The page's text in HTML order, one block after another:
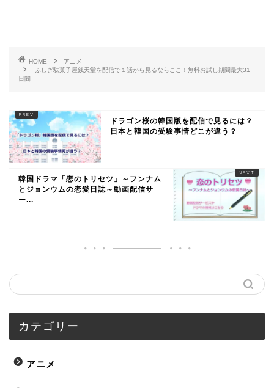
HOME
アニメ
ふしぎ駄菓子屋銭天堂を配信で１話から見るならここ！無料お試し期間最大31
日間
ドラゴン桜の韓国版を配信で見るには？
日本と韓国の受験事情どこが違う？
韓国ドラマ「恋のトリセツ」～フンナム
とジョンウムの恋愛日誌～動画配信サ
ー...
カテゴリー
アニメ